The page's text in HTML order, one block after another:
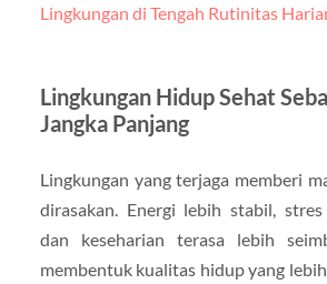
Lingkungan di Tengah Rutinitas
Lingkungan Hidup Sehat
Jangka Panjang
Lingkungan yang terjaga memberi
dirasakan. Energi lebih stabil,
dan keseharian terasa lebih
membentuk kualitas hidup yang